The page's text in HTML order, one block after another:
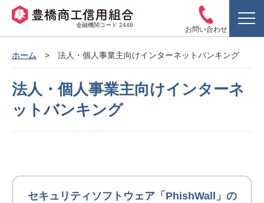
金融機関コード 2448
お問い合わせ
ホーム 法人・個人事業主向けインターネットバンキング
法人・個人事業主向けインターネ
ットバンキング
セキュリティソフトウェア「PhishWall」の